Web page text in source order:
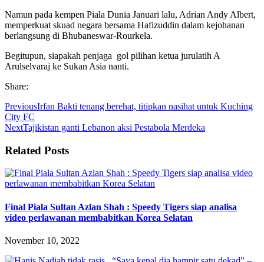
Namun pada kempen Piala Dunia Januari lalu, Adrian Andy Albert,
memperkuat skuad negara bersama Hafizuddin dalam kejohanan
berlangsung di Bhubaneswar-Rourkela.
Begitupun, siapakah penjaga gol pilihan ketua jurulatih A
Arulselvaraj ke Sukan Asia nanti.
Share:
PreviousIrfan Bakti tenang berehat, titipkan nasihat untuk Kuching
City FC
NextTajikistan ganti Lebanon aksi Pestabola Merdeka
Related Posts
Final Piala Sultan Azlan Shah : Speedy Tigers siap analisa
video perlawanan membabitkan Korea Selatan
November 10, 2022